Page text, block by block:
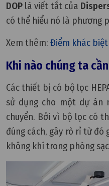
DOP là viết tắt của
có thể hiểu nó là phương
Xem thêm: Điểm khác biệt
Khi nào chúng ta
Các thiết bị có bộ lọc
sử dụng cho một dự án
chuyển. Bởi vì bộ lọc có
đúng cách, gây rò rỉ từ đó
không khí trong phòng